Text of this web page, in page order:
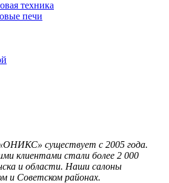
техника
печи
существует с 2005 года.
клиентами стали более 2 000
и области. Наши салоны
и Советском районах.